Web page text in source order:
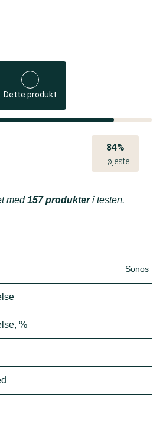
Dette produkt
84%
Højeste
med157 produkteri testen.
Sonos
%